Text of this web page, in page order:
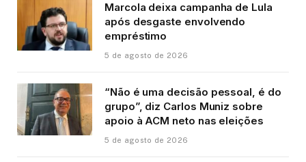
Marcola deixa campanha de Lula
após desgaste envolvendo
empréstimo
5 de agosto de 2026
“Não é uma decisão pessoal, é do
grupo”, diz Carlos Muniz sobre
apoio à ACM neto nas eleições
5 de agosto de 2026